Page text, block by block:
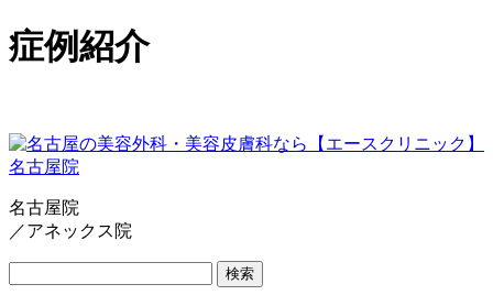
症例紹介
名古屋院
／アネックス院
検索